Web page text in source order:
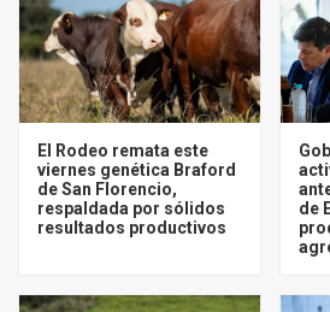
El Rodeo remata este
viernes genética Braford
de San Florencio,
respaldada por sólidos
resultados productivos
de